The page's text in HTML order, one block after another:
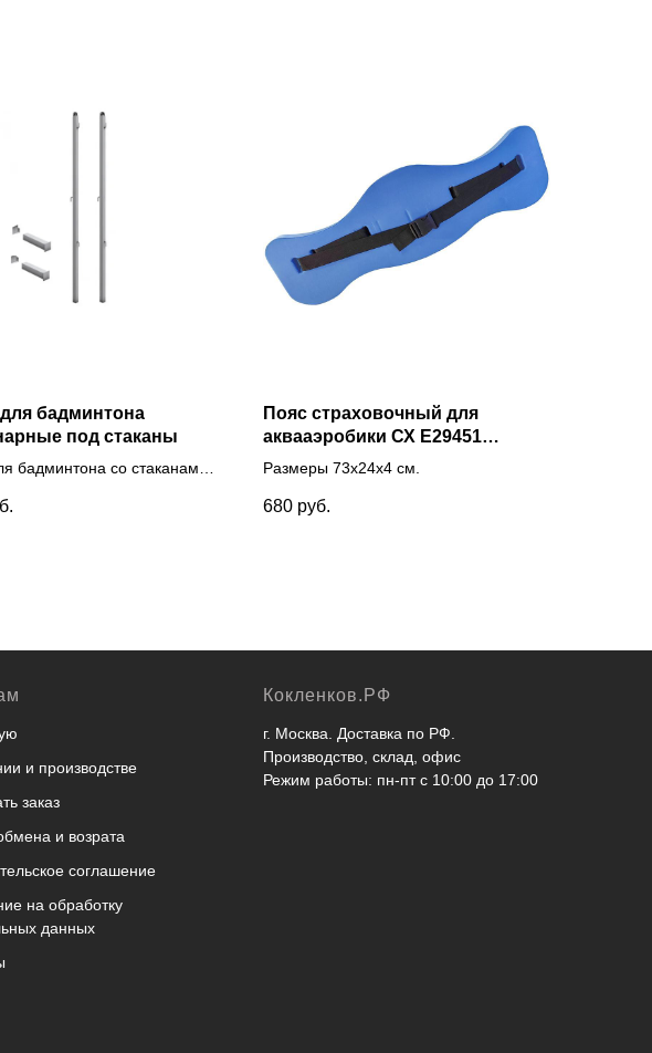
бадминтона
под стаканы
бадминтона со стаканами
профиля 40x40 мм,
Пояс страховочный для
аквааэробики СХ E29451
73х24х4 см
Размеры 73х24х4 см.
680 руб.
и производстве
заказ
и возрата
соглашение
на обработку
данных
Кокленков.РФ
г. Москва. Доставка по РФ.
Производство, склад, офис
Режим работы: пн-пт с 10:00 до 17:00